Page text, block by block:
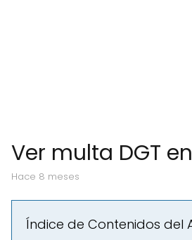
Ver multa DGT
hace 8 meses
Índice de Contenidos del